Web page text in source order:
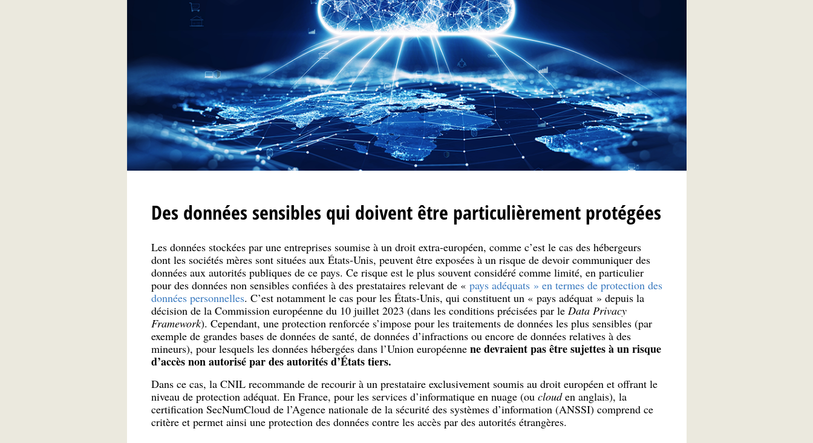
Des données sensibles qui doivent être particulièrement protégées
Les données stockées par une entreprises soumise à un droit extra-européen, comme c’est le cas des hébergeurs
dont les sociétés mères sont situées aux États-Unis, peuvent être exposées à un risque de devoir communiquer des
données aux autorités publiques de ce pays. Ce risque est le plus souvent considéré comme limité, en particulier
pour des données non sensibles confiées à des prestataires relevant de « pays adéquats » en termes de protection des
données personnelles. C’est notamment le cas pour les États-Unis, qui constituent un « pays adéquat » depuis la
décision de la Commission européenne du 10 juillet 2023 (dans les conditions précisées par le Data Privacy
Framework). Cependant, une protection renforcée s’impose pour les traitements de données les plus sensibles (par
exemple de grandes bases de données de santé, de données d’infractions ou encore de données relatives à des
mineurs), pour lesquels les données hébergées dans l’Union européennene devraient pas être sujettes à un risque
d’accès non autorisé par des autorités d’États tiers.
Dans ce cas, la CNIL recommande de recourir à un prestataire exclusivement soumis au droit européen et offrant le
niveau de protection adéquat. En France, pour les services d’informatique en nuage (ou clouden anglais), la
certification SecNumCloud de l’Agence nationale de la sécurité des systèmes d’information (ANSSI) comprend ce
critère et permet ainsi une protection des données contre les accès par des autorités étrangères.